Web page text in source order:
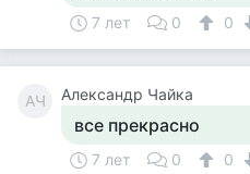
7 лет 0 0
АЧ Александр Чайка
все прекрасно
7 лет 0 0